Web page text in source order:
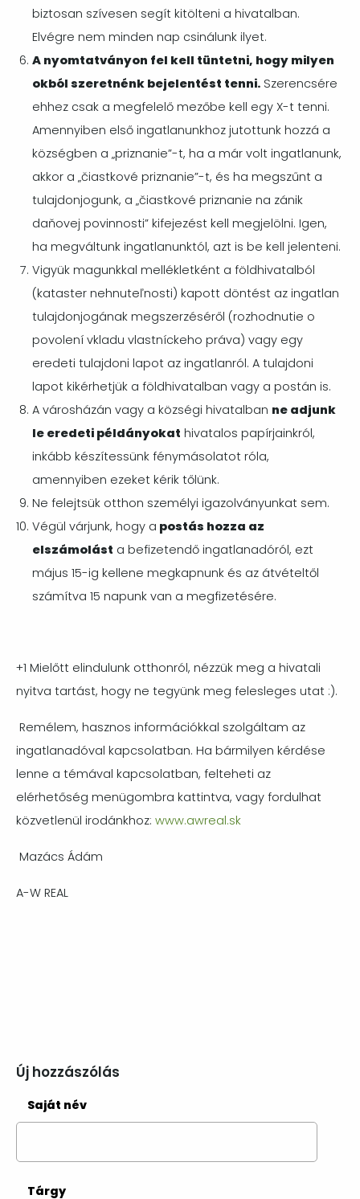
biztosan szívesen segít kitölteni a hivatalban.
Elvégre nem minden nap csinálunk ilyet.
A nyomtatványon fel kell tüntetni, hogy milyen
okból szeretnénk bejelentést tenni. Szerencsére
ehhez csak a megfelelő mezőbe kell egy X-t tenni.
Amennyiben első ingatlanunkhoz jutottunk hozzá a
községben a „priznanie”-t, ha a már volt ingatlanunk,
akkor a „čiastkové priznanie”-t, és ha megszűnt a
tulajdonjogunk, a „čiastkové priznanie na zánik
daňovej povinnosti” kifejezést kell megjelölni. Igen,
ha megváltunk ingatlanunktól, azt is be kell jelenteni.
Vigyük magunkkal mellékletként a földhivatalból
(kataster nehnuteľnosti) kapott döntést az ingatlan
tulajdonjogának megszerzéséről (rozhodnutie o
povolení vkladu vlastníckeho práva) vagy egy
eredeti tulajdoni lapot az ingatlanról. A tulajdoni
lapot kikérhetjük a földhivatalban vagy a postán is.
A városházán vagy a községi hivatalban ne adjunk
le eredeti példányokat hivatalos papírjainkról,
inkább készítessünk fénymásolatot róla,
amennyiben ezeket kérik tőlünk.
Ne felejtsük otthon személyi igazolványunkat sem.
Végül várjunk, hogy a postás hozza az
elszámolást a befizetendő ingatlanadóról, ezt
május 15-ig kellene megkapnunk és az átvételtől
számítva 15 napunk van a megfizetésére.
+1 Mielőtt elindulunk otthonról, nézzük meg a hivatali
nyitva tartást, hogy ne tegyünk meg felesleges utat :).
Remélem, hasznos információkkal szolgáltam az
ingatlanadóval kapcsolatban. Ha bármilyen kérdése
lenne a témával kapcsolatban, felteheti az
elérhetőség menügombra kattintva, vagy fordulhat
közvetlenül irodánkhoz: www.awreal.sk
Mazács Ádám
A-W REAL
Új hozzászólás
Saját név
Tárgy